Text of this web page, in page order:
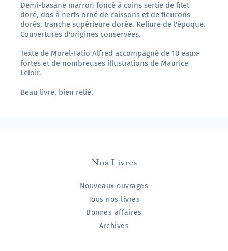
Demi-basane marron foncé à coins sertie de filet
doré, dos à nerfs orné de caissons et de fleurons
dorés, tranche supérieure dorée. Reliure de l'époque.
Couvertures d'origines conservées.
Texte de Morel-Fatio Alfred accompagné de 10 eaux-
fortes et de nombreuses illustrations de Maurice
Leloir.
Beau livre, bien relié.
Nos Livres
Nouveaux ouvrages
Tous nos livres
Bonnes affaires
Archives